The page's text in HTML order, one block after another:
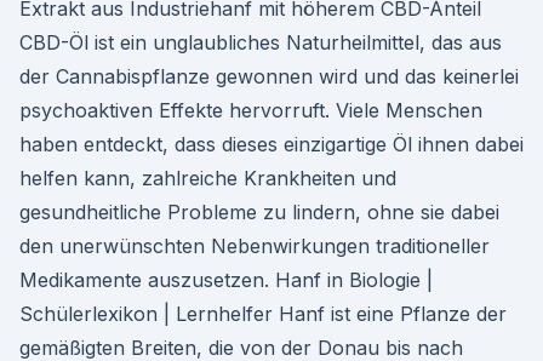
Extrakt aus Industriehanf mit höherem CBD-Anteil
CBD-Öl ist ein unglaubliches Naturheilmittel, das aus
der Cannabispflanze gewonnen wird und das keinerlei
psychoaktiven Effekte hervorruft. Viele Menschen
haben entdeckt, dass dieses einzigartige Öl ihnen dabei
helfen kann, zahlreiche Krankheiten und
gesundheitliche Probleme zu lindern, ohne sie dabei
den unerwünschten Nebenwirkungen traditioneller
Medikamente auszusetzen. Hanf in Biologie |
Schülerlexikon | Lernhelfer Hanf ist eine Pflanze der
gemäßigten Breiten, die von der Donau bis nach